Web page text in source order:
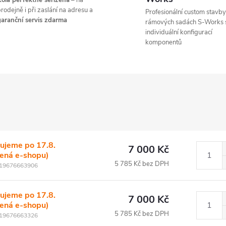
i při zaslání na adresu a
servis zdarma
Profesionální custom
rámových sadách S-Works
individuální konfigurací
komponentů
po 17.8.
e-shopu)
7 000 Kč
5 785 Kč bez DPH
po 17.8.
e-shopu)
7 000 Kč
5 785 Kč bez DPH